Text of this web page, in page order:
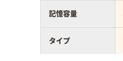
記憶容量
タイプ